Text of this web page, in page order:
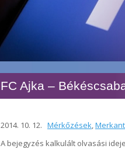
FC Ajka –
2014. 10. 12. Mérkőzések,
A bejegyzés kalkulált olvasási